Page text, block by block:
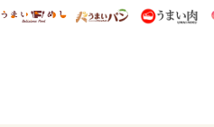
研 ディズニー特集
mimot. うまいめし うまいパン